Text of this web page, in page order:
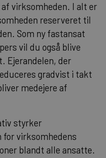
virksomheden. I alt er
reserveret til
Som ny fastansat
vil du også blive
Ejerandelen, der
gradvist i takt
medejere af
styrker
for virksomhedens
blandt alle ansatte.